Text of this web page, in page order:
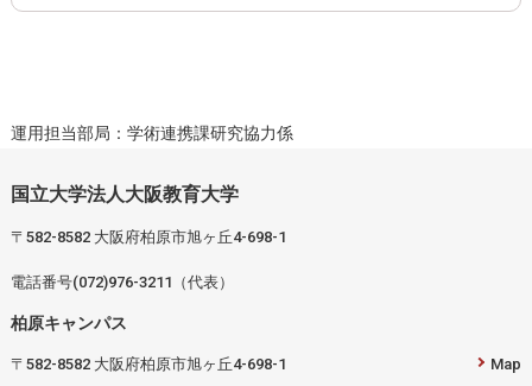
運用担当部局：学術連携課研究協力係
国立大学法人大阪教育大学
〒582-8582 大阪府柏原市旭ヶ丘4-698-1
電話番号(072)976-3211（代表）
柏原キャンパス
〒582-8582 大阪府柏原市旭ヶ丘4-698-1 Map